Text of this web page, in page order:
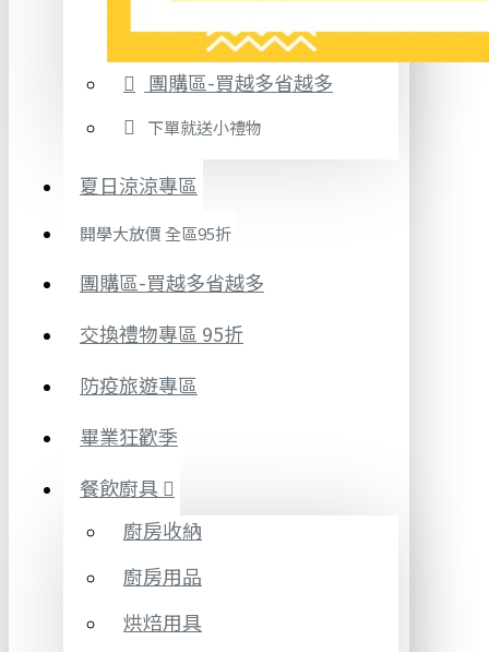
團購區-買越多省越多
下單就送小禮物
夏日涼涼專區
開學大放價 全區95折
團購區-買越多省越多
交換禮物專區 95折
防疫旅遊專區
畢業狂歡季
餐飲廚具
廚房收納
廚房用品
烘焙用具